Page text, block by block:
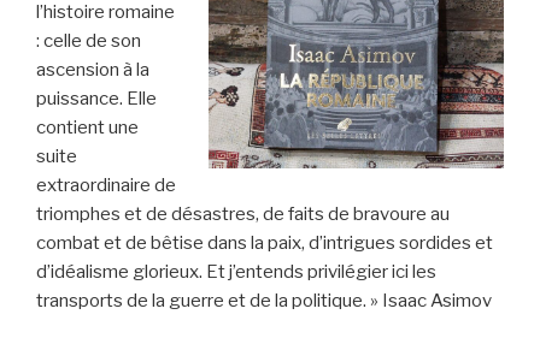
l’histoire romaine
: celle de son
ascension à la
puissance. Elle
contient une
suite
extraordinaire de
triomphes et de désastres, de faits de bravoure au
combat et de bêtise dans la paix, d’intrigues sordides et
d’idéalisme glorieux. Et j’entends privilégier ici les
transports de la guerre et de la politique. » Isaac Asimov